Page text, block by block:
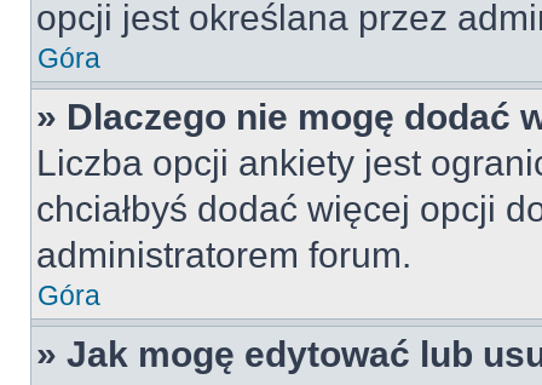
opcji jest określana przez
Góra
» Dlaczego nie mogę dodać
Liczba opcji ankiety jest
chciałbyś dodać więcej opcji
administratorem forum.
Góra
» Jak mogę edytować lub